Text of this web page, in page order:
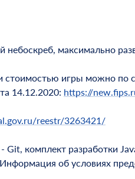
максимально
стоимостью игры можно по
14.12.2020: https://
reestr/3263421/
комплект разработки
об условиях